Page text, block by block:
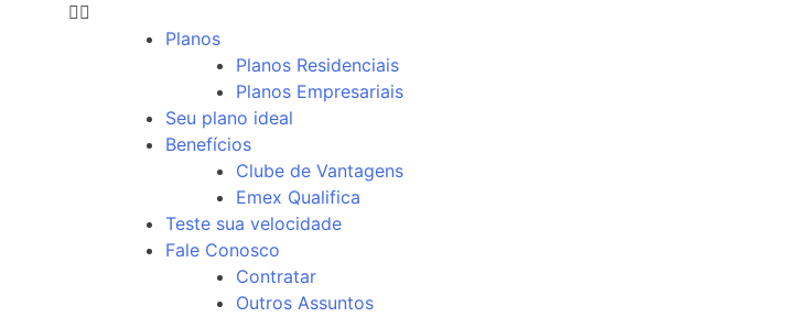
Planos
Planos Residenciais
Planos Empresariais
Seu plano ideal
Benefícios
Clube de Vantagens
Emex Qualifica
Teste sua velocidade
Fale Conosco
Contratar
Outros Assuntos